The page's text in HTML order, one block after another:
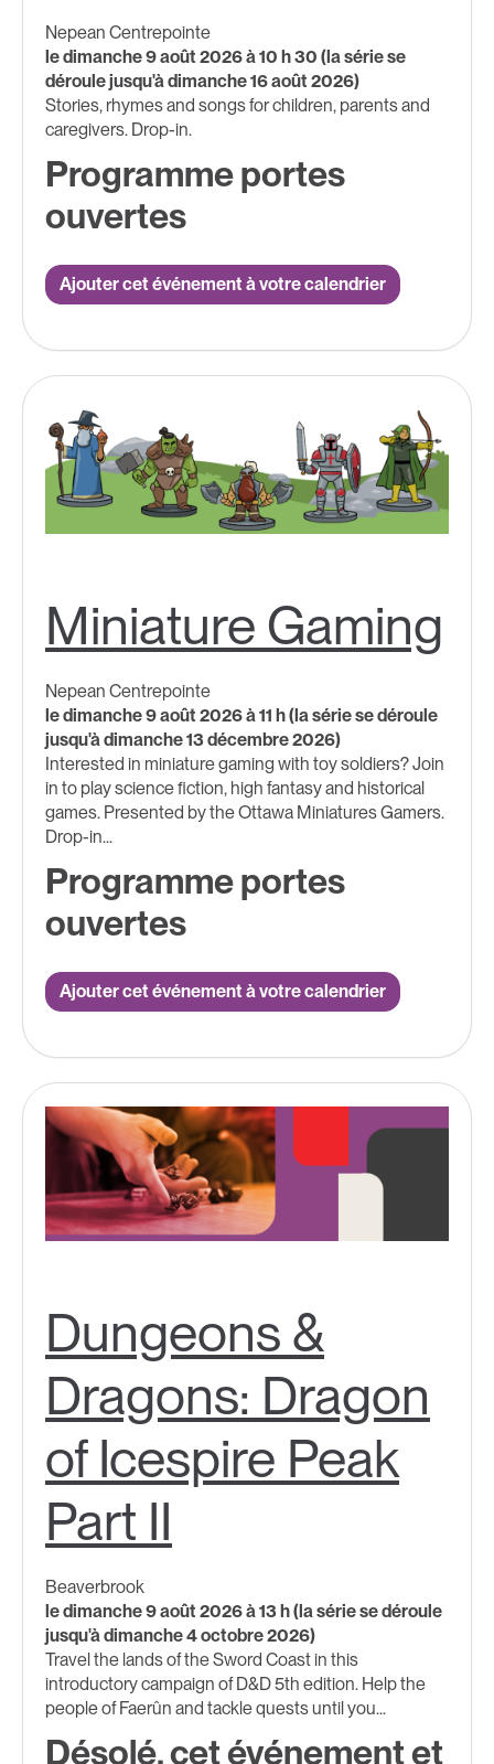
Nepean Centrepointe
le dimanche 9 août 2026 à 10 h 30 (la série se
déroule jusqu'à dimanche 16 août 2026)
Stories, rhymes and songs for children, parents and
caregivers. Drop-in.
Programme portes
ouvertes
Ajouter cet événement à votre calendrier
Miniature Gaming
Nepean Centrepointe
le dimanche 9 août 2026 à 11 h (la série se déroule
jusqu'à dimanche 13 décembre 2026)
Interested in miniature gaming with toy soldiers? Join
in to play science fiction, high fantasy and historical
games. Presented by the Ottawa Miniatures Gamers.
Drop-in...
Programme portes
ouvertes
Ajouter cet événement à votre calendrier
Dungeons &
Dragons: Dragon
of Icespire Peak
Part II
Beaverbrook
le dimanche 9 août 2026 à 13 h (la série se déroule
jusqu'à dimanche 4 octobre 2026)
Travel the lands of the Sword Coast in this
introductory campaign of D&D 5th edition. Help the
people of Faerûn and tackle quests until you...
Désolé, cet événement et